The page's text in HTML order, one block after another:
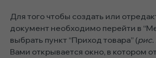
Для того чтобы создать или
документ необходимо перейти в
выбрать пункт “Приход товара” (
Вами открывается окно, в котором